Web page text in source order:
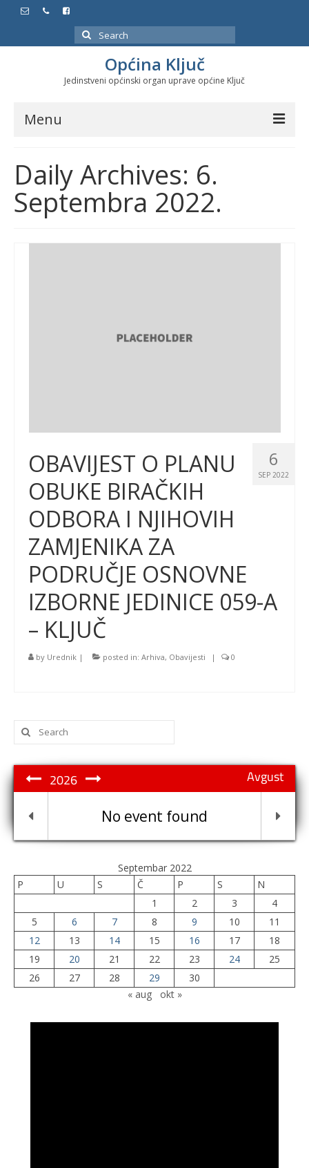
Search
for:
Općina Ključ
Jedinstveni općinski organ uprave općine Ključ
Menu
Službeni glasnici
Javne nabavke
Značajni datumi i manifestacije
Daily Archives: 6.
Septembra 2022.
6
SEP 2022
OBAVIJEST O PLANU
OBUKE BIRAČKIH
ODBORA I NJIHOVIH
ZAMJENIKA ZA
PODRUČJE OSNOVNE
IZBORNE JEDINICE 059-A
– KLJUČ
by Urednik | posted in: Arhiva, Obavijesti | 0
Search
for:
Avgust
2026
No event found
Septembar 2022
P
U S Č P S
N
1
2 3
4
5
6 7 8 9 10
11
12
13 14 15 16 17
18
19
20 21 22 23 24
25
26
27 28 29
30
« aug
okt »